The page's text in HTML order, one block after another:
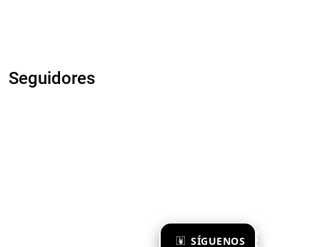
SÍGUENOS
Seguidores